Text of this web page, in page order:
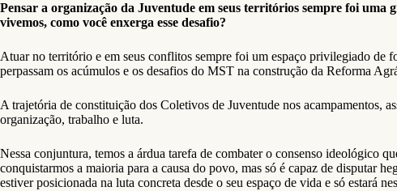
Pensar a organização da Juventude em seus territórios sempre foi
vivemos, como você enxerga esse desafio?
Atuar no território e em seus conflitos sempre foi um espaço privilegiado de
perpassam os acúmulos e os desafios do MST na construção da Reforma
A trajetória de constituição dos Coletivos de Juventude nos acampamentos,
organização, trabalho e luta.
Nessa conjuntura, temos a árdua tarefa de combater o consenso ideológico
conquistarmos a maioria para a causa do povo, mas só é capaz de disputar
estiver posicionada na luta concreta desde o seu espaço de vida e só estará